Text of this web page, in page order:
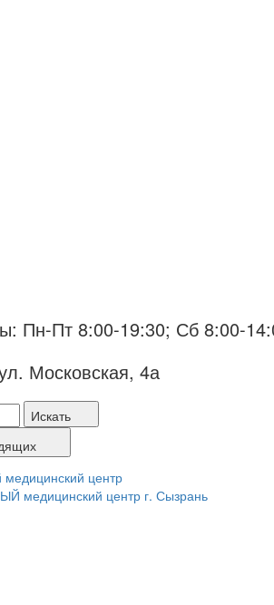
Пн-Пт 8:00-19:30; Сб 8:00-
Московская, 4а
Искать
медицинский центр г. Сызрань